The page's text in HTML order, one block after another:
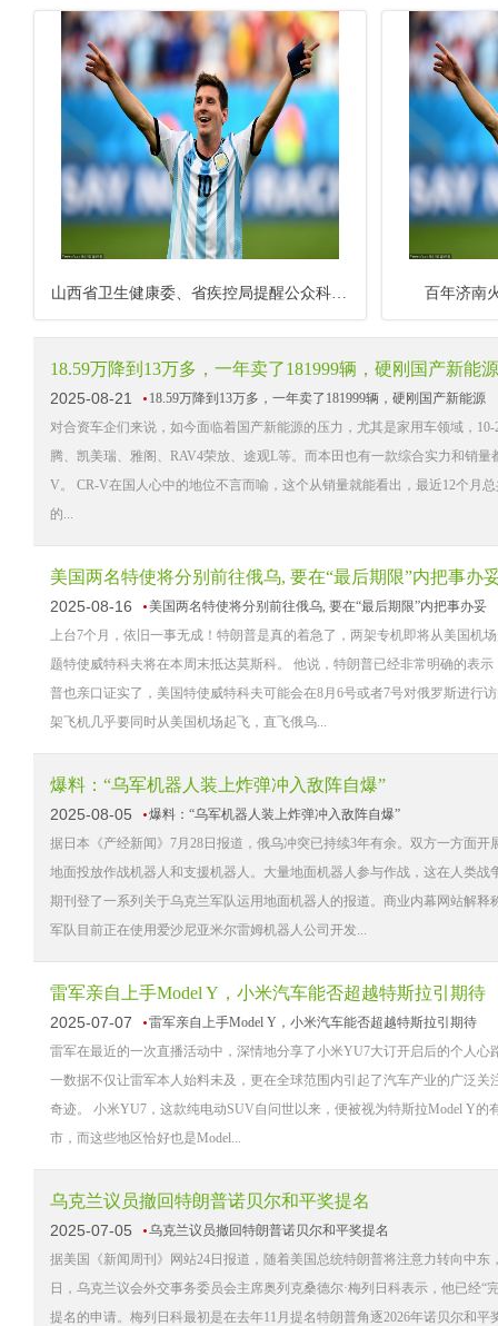
山西省卫生健康委、省疾控局提醒公众科学应对流感 百年济南
18.59万降到13万多，一年卖了181999辆，硬刚国产新能源
2025-08-21
18.59万降到13万多，一年卖了181999辆，硬刚国产新能源
对合资车企们来说，如今面临着国产新能源的压力，尤其是家用车领域，
腾、凯美瑞、雅阁、RAV4荣放、途观L等。而本田也有一款综合实力和销
V。 CR-V在国人心中的地位不言而喻，这个从销量就能看出，最近12个月
的...
美国两名特使将分别前往俄乌, 要在“最后期限”内把事办
2025-08-16
美国两名特使将分别前往俄乌, 要在“最后期限”内把事办妥
上台7个月，依旧一事无成！特朗普是真的着急了，两架专机即将从美国机
题特使威特科夫将在本周末抵达莫斯科。 他说，特朗普已经非常明确的表
普也亲口证实了，美国特使威特科夫可能会在8月6号或者7号对俄罗斯进行
架飞机几乎要同时从美国机场起飞，直飞俄乌...
爆料：“乌军机器人装上炸弹冲入敌阵自爆”
2025-08-05
爆料：“乌军机器人装上炸弹冲入敌阵自爆”
据日本《产经新闻》7月28日报道，俄乌冲突已持续3年有余。双方一方面
地面投放作战机器人和支援机器人。大量地面机器人参与作战，这在人类
期刊登了一系列关于乌克兰军队运用地面机器人的报道。商业内幕网站解
军队目前正在使用爱沙尼亚米尔雷姆机器人公司开发...
雷军亲自上手Model Y，小米汽车能否超越特斯拉引期待
2025-07-07
雷军亲自上手Model Y，小米汽车能否超越特斯拉引期待
雷军在最近的一次直播活动中，深情地分享了小米YU7大订开启后的个人
一数据不仅让雷军本人始料未及，更在全球范围内引起了汽车产业的广泛
奇迹。 小米YU7，这款纯电动SUV自问世以来，便被视为特斯拉Model Y
市，而这些地区恰好也是Model...
乌克兰议员撤回特朗普诺贝尔和平奖提名
2025-07-05
乌克兰议员撤回特朗普诺贝尔和平奖提名
据美国《新闻周刊》网站24日报道，随着美国总统特朗普将注意力转向中
日，乌克兰议会外交事务委员会主席奥列克桑德尔·梅列日科表示，他已经
提名的申请。梅列日科最初是在去年11月提名特朗普角逐2026年诺贝尔和